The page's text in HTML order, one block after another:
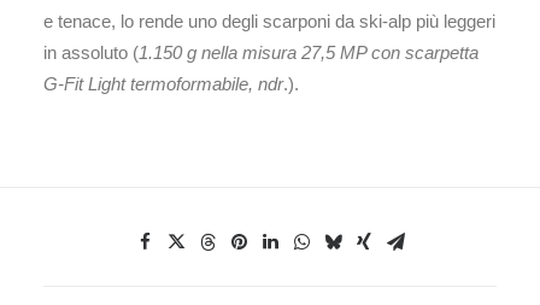
e tenace, lo rende uno degli scarponi da ski-alp più leggeri
in assoluto (1.150 g nella misura 27,5 MP con scarpetta
G-Fit Light termoformabile, ndr.).